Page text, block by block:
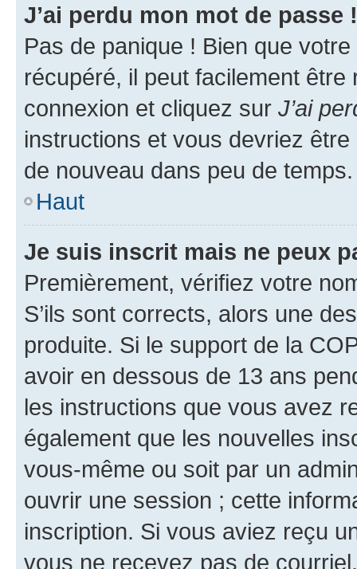
J’ai perdu mon mot de passe !
Pas de panique ! Bien que
récupéré, il peut facilement
connexion et cliquez sur J’ai
instructions et vous devriez
de nouveau dans peu de temps.
Haut
Je suis inscrit mais ne peux
Premièrement, vérifiez votre
S’ils sont corrects, alors une
produite. Si le support de la
avoir en dessous de 13 ans
les instructions que vous avez
également que les nouvelles
vous-même ou soit par un
ouvrir une session ; cette
inscription. Si vous aviez reçu
vous ne recevez pas de